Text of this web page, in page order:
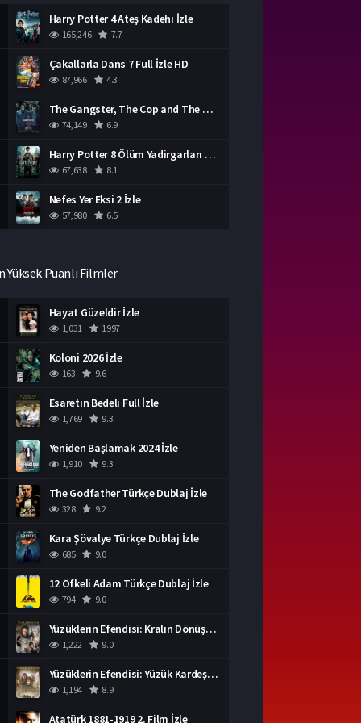
Harry Potter 4 Ateş Kadehi İzle
165,246 7.7
Çakallarla Dans 7 Full İzle HD
87,966 4.3
The Gangster, The Cop and The Devil Türkçe Dublaj İzle
74,149 6.9
Harry Potter 8 Ölüm Yadirgarları Bölüm 2 İzle
67,638 8.1
Nefes Yer Eksi 2 İzle
57,980 6.5
Yüksek Puanlı Filmler
Hayat Güzeldir İzle
1,031 1997
Koloni 2026 İzle
163 9.6
Esaretin Bedeli Full İzle
1,769 9.3
Yeniden Başlamak 2024 İzle
1,910 9.3
The Godfather Türkçe Dublaj İzle
328 9.2
Kara Şövalye Türkçe Dublaj İzle
685 9.0
12 Öfkeli Adam Türkçe Dublaj İzle
794 9.0
Yüzüklerin Efendisi: Kralın Dönüşü İzle
1,222 9.0
Yüzüklerin Efendisi: Yüzük Kardeşliği Türkçe Dublaj İzle
1,194 8.9
Atatürk 1881-1919 2. Film İzle